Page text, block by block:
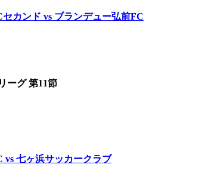
カンド vs ブランデュー弘前FC
ーグ 第11節
vs 七ヶ浜サッカークラブ